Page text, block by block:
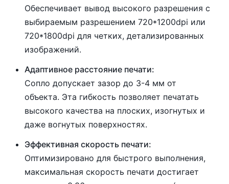
Обеспечивает вывод высокого разрешения с
выбираемым разрешением 720*1200dpi или
720*1800dpi для четких, детализированных
изображений.
Адаптивное расстояние печати:
Сопло допускает зазор до 3-4 мм от
объекта. Эта гибкость позволяет печатать
высокого качества на плоских, изогнутых и
даже вогнутых поверхностях.
Эффективная скорость печати:
Оптимизировано для быстрого выполнения,
максимальная скорость печати достигает